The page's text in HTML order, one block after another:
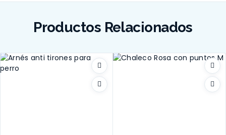
Productos Relacionados